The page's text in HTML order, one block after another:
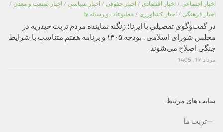
اخبار اجتماعی / اخبار اقتصادی / اخبار حقوقی / اخبار سیاسی / اخبار صنعت و معدن /
اخبار فرهنگی / اخبار کشاورزی / مطبوعات و رسانه ها
در گفت‌وگوی تفصیلی با ایرنا؛ زنگنه نماینده مردم تربت حیدریه در
مجلس شورای اسلامی : بودجه ۱۴۰۵ و برنامه هفتم متناسب با شرایط
جنگی اصلاح می‌شوند
مرداد 17, 1405
سایت های مرتبط
تربت ما